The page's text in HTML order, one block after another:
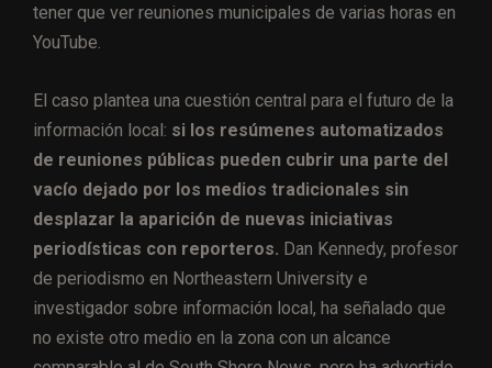
tener que ver reuniones municipales de varias horas en
YouTube.
El caso plantea una cuestión central para el futuro de la
información local: si los resúmenes automatizados
de reuniones públicas pueden cubrir una parte del
vacío dejado por los medios tradicionales sin
desplazar la aparición de nuevas iniciativas
periodísticas con reporteros. Dan Kennedy, profesor
de periodismo en Northeastern University e
investigador sobre información local, ha señalado que
no existe otro medio en la zona con un alcance